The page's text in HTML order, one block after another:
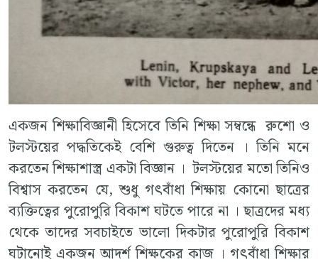
একজন শিক্ষাবিজ্ঞানী হিসেবে তিনি শিক্ষা সম্বন্ধে রুশো ও
টলস্টয়ের পদ্ধতিকেই বেশি গুরুত্ব দিতেন । তিনি মনে
করতেন শিক্ষাশাস্ত্র একটা বিজ্ঞান । টলস্টয়ের মতো তিনিও
বিশ্বাস করতেন যে, শুধু গৎবাঁধা শিক্ষায় কোনো ছাত্রের
ব্যক্তিত্বের পুরোপুরি বিকাশ ঘটতে পারে না । ছাত্রদের মধ্য
থেকে তাদের সবচাইতে ভালো দিকটার পুরোপুরি বিকাশ
ঘটানোই একজন আদর্শ শিক্ষকের কাজ । গৎবাঁধা শিক্ষার